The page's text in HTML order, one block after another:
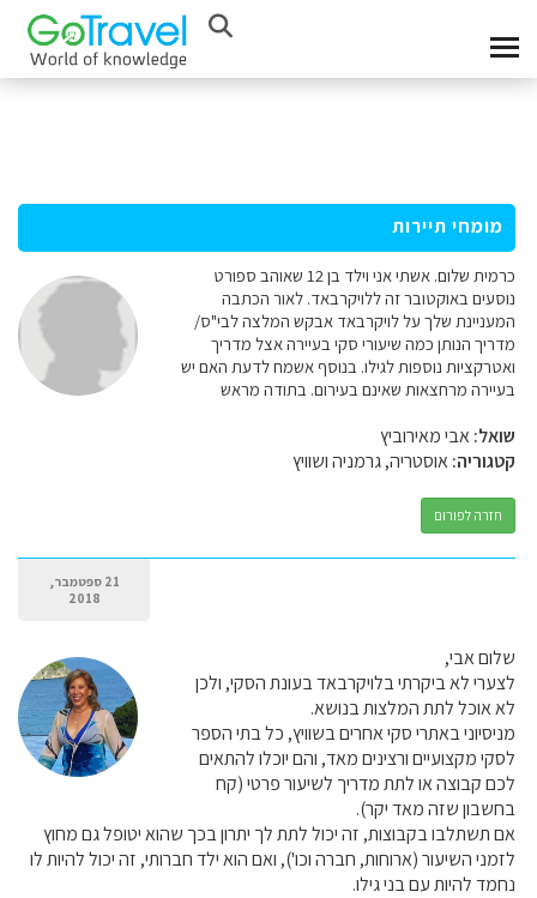
מומחי תיירות
כרמית שלום. אשתי אני וילד בן 12 שאוהב ספורט
נוסעים באוקטובר זה ללויקרבאד. לאור הכתבה
המעניינת שלך על לויקרבאד אבקש המלצה לבי"ס/
מדריך הנותן כמה שיעורי סקי בעיירה אצל מדריך
ואטרקציות נוספות לגילו. בנוסף אשמח לדעת האם יש
בעיירה מרחצאות שאינם בעירום. בתודה מראש
שואל:אבי מאירוביץ
קטגוריה:אוסטריה, גרמניה ושוויץ
חזרה לפורום
21 ספטמבר,
2018
שלום אבי,
לצערי לא ביקרתי בלויקרבאד בעונת הסקי, ולכן
לא אוכל לתת המלצות בנושא.
מניסיוני באתרי סקי אחרים בשוויץ, כל בתי הספר
לסקי מקצועיים ורצינים מאד, והם יוכלו להתאים
לכם קבוצה או לתת מדריך לשיעור פרטי (קח
בחשבון שזה מאד יקר).
אם תשתלבו בקבוצות, זה יכול לתת לך יתרון בכך שהוא יטופל גם מחוץ
לזמני השיעור (ארוחות, חברה וכו'), ואם הוא ילד חברותי, זה יכול להיות לו
נחמד להיות עם בני גילו.